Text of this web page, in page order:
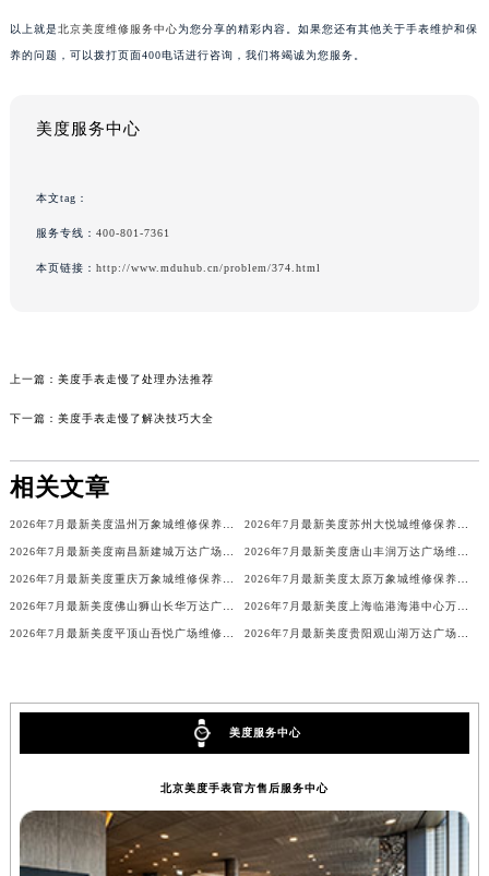
以上就是北京美度维修服务中心为您分享的精彩内容。如果您还有其他关于手表维护和保
养的问题，可以拨打页面400电话进行咨询，我们将竭诚为您服务。
美度服务中心
本文tag：
服务专线： 400-801-7361
本页链接： http://www.mduhub.cn/problem/374.html
上一篇： 美度手表走慢了处理办法推荐
下一篇： 美度手表走慢了解决技巧大全
相关文章
美度服务中心
北京美度手表官方售后服务中心